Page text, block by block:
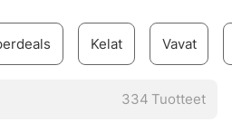
poikansa Shozo Shimano
12 vuotta myöhemmin,
Kelat Vavat
334 Tuotteet